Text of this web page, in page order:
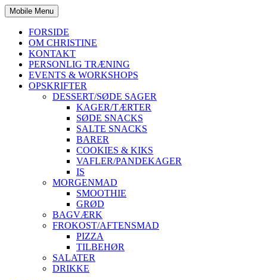
Mobile Menu
FORSIDE
OM CHRISTINE
KONTAKT
PERSONLIG TRÆNING
EVENTS & WORKSHOPS
OPSKRIFTER
DESSERT/SØDE SAGER
KAGER/TÆRTER
SØDE SNACKS
SALTE SNACKS
BARER
COOKIES & KIKS
VAFLER/PANDEKAGER
IS
MORGENMAD
SMOOTHIE
GRØD
BAGVÆRK
FROKOST/AFTENSMAD
PIZZA
TILBEHØR
SALATER
DRIKKE